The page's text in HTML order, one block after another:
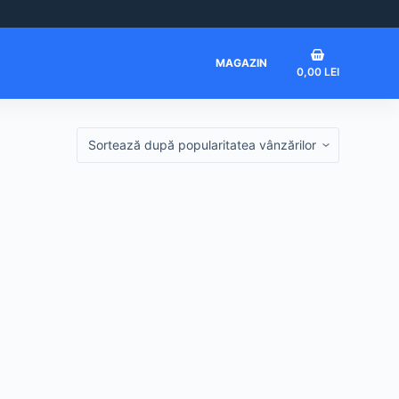
MAGAZIN
Coș
0,00 LEI